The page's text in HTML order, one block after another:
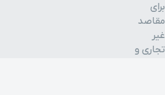
موزه پول
برج میلاد
برای
مقاصد
غیر
تجاری و